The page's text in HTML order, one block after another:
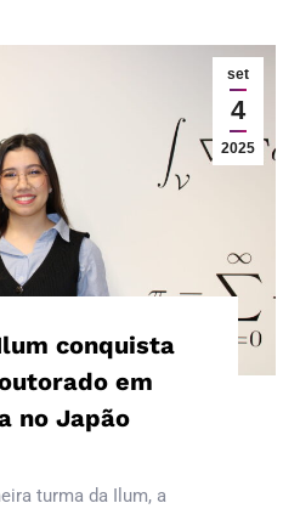
set
4
2025
conquista
em
no Japão
turma da Ilum, a